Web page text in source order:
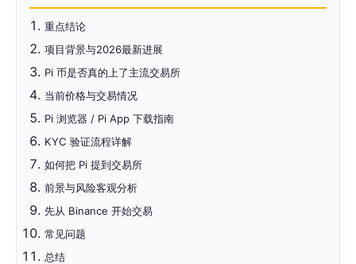
重点结论
项目背景与2026最新进展
Pi 币是否真的上了主流交易所
当前价格与交易情况
Pi 浏览器 / Pi App 下载指南
KYC 验证流程详解
如何把 Pi 提到交易所
前景与风险客观分析
先从 Binance 开始交易
常见问题
总结